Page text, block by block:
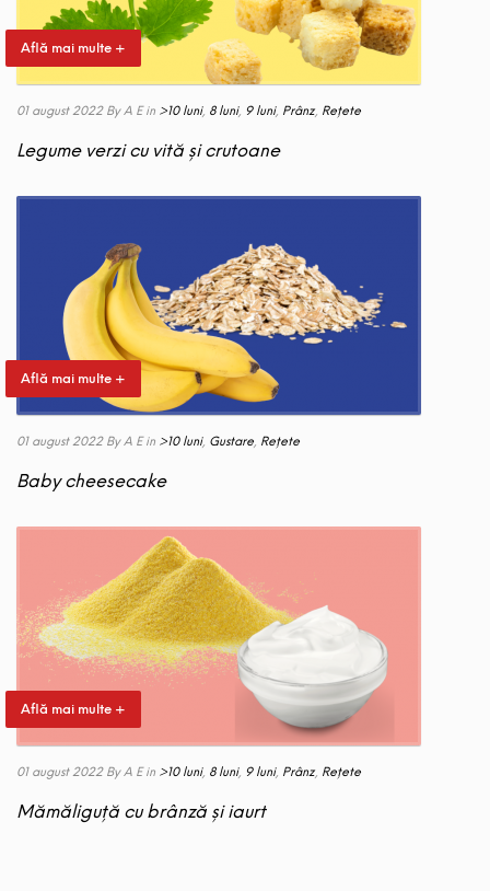
Află mai multe +
01 august 2022 By A E in >10 luni, 8 luni, 9 luni, Prânz, Rețete
Legume verzi cu vită și crutoane
Află mai multe +
01 august 2022 By A E in >10 luni, Gustare, Rețete
Baby cheesecake
Află mai multe +
01 august 2022 By A E in >10 luni, 8 luni, 9 luni, Prânz, Rețete
Mămăliguță cu brânză și iaurt